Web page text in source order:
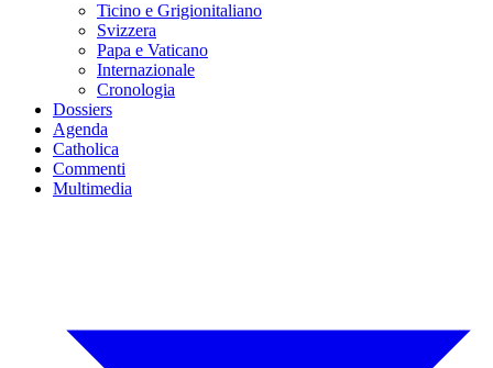
Ticino e Grigionitaliano
Svizzera
Papa e Vaticano
Internazionale
Cronologia
Dossiers
Agenda
Catholica
Commenti
Multimedia